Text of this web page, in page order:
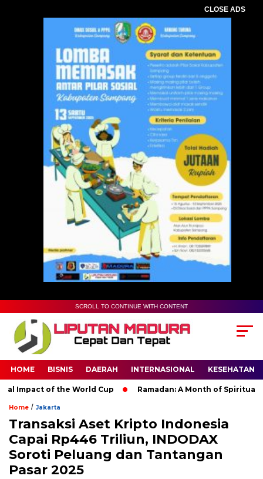
CLOSE ADS
SCROLL TO CONTINUE WITH CONTENT
HOME BISNIS DAERAH INTERNASIONAL KESEHATAN
of the World Cup Ramadan: A Month of Spiritual
Home / Jakarta
Transaksi Aset Kripto Indonesia
Capai Rp446 Triliun, INDODAX
Soroti Peluang dan Tantangan
Pasar 2025